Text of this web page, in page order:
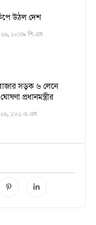
উঠল দেশ
১০:৩৯ পি.এম
সড়ক ৬ লেনে
প্রধানমন্ত্রীর
১:০১ এ.এম